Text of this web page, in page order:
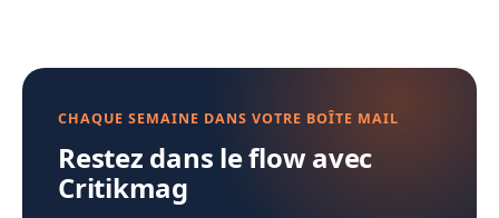
CHAQUE SEMAINE DANS VOTRE BOÎTE MAIL
Restez dans le flow avec
Critikmag